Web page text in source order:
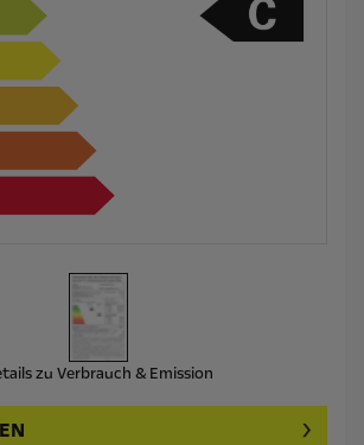
zu Verbrauch & Emission